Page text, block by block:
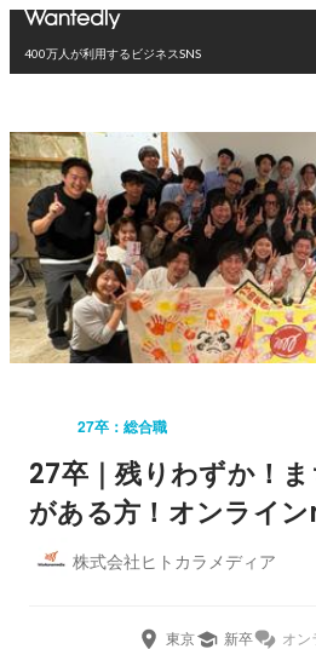
400万人が利用するビジネスSNS
27卒：総合職
27卒｜残りわずか！
がある方！オンライ
株式会社ヒトカラメディア
東京 新卒 オン